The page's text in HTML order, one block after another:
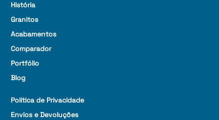
História
Granitos
Acabamentos
Comparador
Portfólio
Blog
Política de Privacidade
Envios e Devoluções